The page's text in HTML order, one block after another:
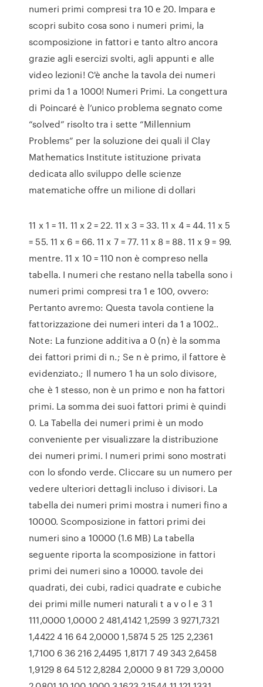
numeri primi compresi tra 10 e 20. Impara e
scopri subito cosa sono i numeri primi, la
scomposizione in fattori e tanto altro ancora
grazie agli esercizi svolti, agli appunti e alle
video lezioni! C'è anche la tavola dei numeri
primi da 1 a 1000! Numeri Primi. La congettura
di Poincaré è l’unico problema segnato come
“solved” risolto tra i sette “Millennium
Problems” per la soluzione dei quali il Clay
Mathematics Institute istituzione privata
dedicata allo sviluppo delle scienze
matematiche offre un milione di dollari
11 x 1 = 11. 11 x 2 = 22. 11 x 3 = 33. 11 x 4 = 44. 11 x 5
= 55. 11 x 6 = 66. 11 x 7 = 77. 11 x 8 = 88. 11 x 9 = 99.
mentre. 11 x 10 = 110 non è compreso nella
tabella. I numeri che restano nella tabella sono i
numeri primi compresi tra 1 e 100, ovvero:
Pertanto avremo: Questa tavola contiene la
fattorizzazione dei numeri interi da 1 a 1002..
Note: La funzione additiva a 0 (n) è la somma
dei fattori primi di n.; Se n è primo, il fattore è
evidenziato.; Il numero 1 ha un solo divisore,
che è 1 stesso, non è un primo e non ha fattori
primi. La somma dei suoi fattori primi è quindi
0. La Tabella dei numeri primi è un modo
conveniente per visualizzare la distribuzione
dei numeri primi. I numeri primi sono mostrati
con lo sfondo verde. Cliccare su un numero per
vedere ulteriori dettagli incluso i divisori. La
tabella dei numeri primi mostra i numeri fino a
10000. Scomposizione in fattori primi dei
numeri sino a 10000 (1.6 MB) La tabella
seguente riporta la scomposizione in fattori
primi dei numeri sino a 10000. tavole dei
quadrati, dei cubi, radici quadrate e cubiche
dei primi mille numeri naturali t a v o l e 3 1
111,0000 1,0000 2 481,4142 1,2599 3 9271,7321
1,4422 4 16 64 2,0000 1,5874 5 25 125 2,2361
1,7100 6 36 216 2,4495 1,8171 7 49 343 2,6458
1,9129 8 64 512 2,8284 2,0000 9 81 729 3,0000